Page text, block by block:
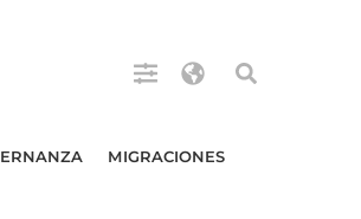
MIGRACIONES